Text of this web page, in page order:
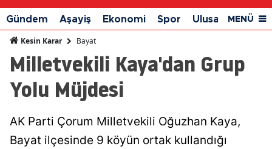
Afyonkarahisar
Ağrı
Amasya
Gündem Aşayiş Ekonomi Spor Ulusal Siyaset
MENÜ
Kesin Karar Bayat
Milletvekili Kaya'dan Grup
Yolu Müjdesi
AK Parti Çorum Milletvekili Oğuzhan Kaya,
Bayat ilçesinde 9 köyün ortak kullandığı